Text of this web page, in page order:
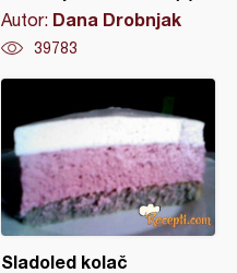
Autor: Dana Drobnjak
39783
Sladoled kolač